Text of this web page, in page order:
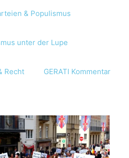
& Populismus
unter der Lupe
Recht GERATI Kommentar